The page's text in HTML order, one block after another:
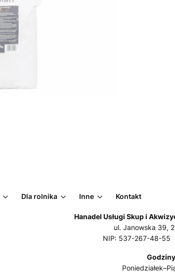
Dla rolnika Inne Kontakt
Hanadel Usługi Skup i
ul. Janowska 39,
NIP: 537-267-48-